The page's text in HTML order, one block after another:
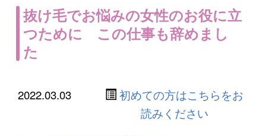
抜け毛でお悩みの女性のお役に立
つために この仕事も辞めまし
た
2022.03.03
初めての方はこちらをお
読みください